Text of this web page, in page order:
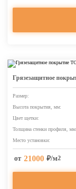
Грязезащитное
Размер:
Высота покрытия, мм:
Цвет щетки:
Толщина стенки профиля, мм:
Место установки:
от 21000 ₽/м2